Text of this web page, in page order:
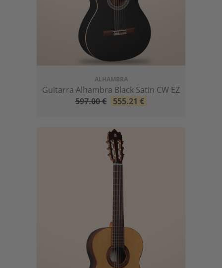
ALHAMBRA
Guitarra Alhambra Black Satin CW EZ
597.00€ 555.21 €